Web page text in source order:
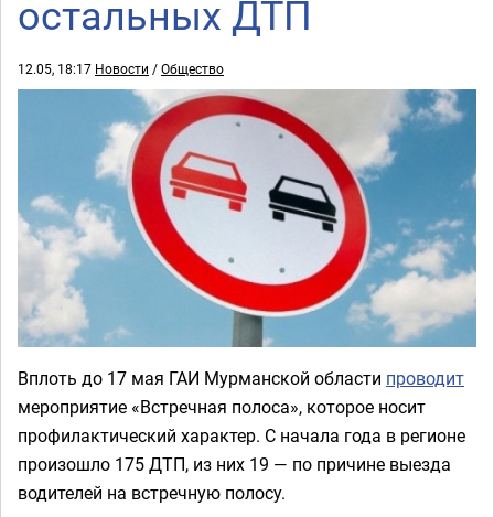
остальных ДТП
12.05, 18:17 Новости /Общество
Вплоть до 17 мая ГАИ Мурманской области проводит
мероприятие «Встречная полоса», которое носит
профилактический характер. С начала года в регионе
произошло 175 ДТП, из них 19 — по причине выезда
водителей на встречную полосу.